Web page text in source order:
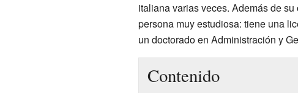
italiana varias veces. Además de
persona muy estudiosa: tiene una
un doctorado en Administración y
Contenido